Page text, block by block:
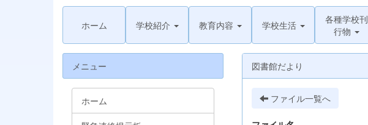
ホーム 学校紹介 教育内容 学校生活
各種学校刊
行物
図書館だより
ファイル一覧へ
メニュー
ホーム